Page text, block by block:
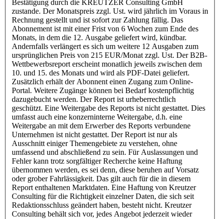
Bestätigung durch die KREUTZER Consulting GmbH
zustande. Der Monatspreis zzgl. Ust. wird jährlich im Voraus in
Rechnung gestellt und ist sofort zur Zahlung fällig. Das
Abonnement ist mit einer Frist von 6 Wochen zum Ende des
Monats, in dem die 12. Ausgabe geliefert wird, kündbar.
Andernfalls verlängert es sich um weitere 12 Ausgaben zum
ursprünglichen Preis von 215 EUR/Monat zzgl. Ust. Der B2B-
Wettbewerbsreport erscheint monatlich jeweils zwischen dem
10. und 15. des Monats und wird als PDF-Datei geliefert.
Zusätzlich erhält der Abonnent einen Zugang zum Online-
Portal. Weitere Zugänge können bei Bedarf kostenpflichtig
dazugebucht werden. Der Report ist urheberrechtlich
geschützt. Eine Weitergabe des Reports ist nicht gestattet. Dies
umfasst auch eine konzerninterne Weitergabe, d.h. eine
Weitergabe an mit dem Erwerber des Reports verbundene
Unternehmen ist nicht gestattet. Der Report ist nur als
Ausschnitt einiger Themengebiete zu verstehen, ohne
umfassend und abschließend zu sein. Für Auslassungen und
Fehler kann trotz sorgfältiger Recherche keine Haftung
übernommen werden, es sei denn, diese beruhen auf Vorsatz
oder grober Fahrlässigkeit. Das gilt auch für die in diesem
Report enthaltenen Marktdaten. Eine Haftung von Kreutzer
Consulting für die Richtigkeit einzelner Daten, die sich seit
Redaktionsschluss geändert haben, besteht nicht. Kreutzer
Consulting behält sich vor, jedes Angebot jederzeit wieder